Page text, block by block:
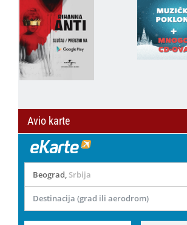
Avio karte
Beograd, Srbija
Destinacija (grad ili aerodrom)